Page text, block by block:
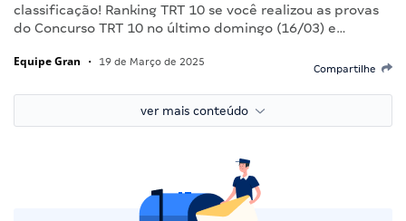
classificação! Ranking TRT 10 se você realizou as provas
do Concurso TRT 10 no último domingo (16/03) e…
Equipe Gran • 19 de Março de 2025
Compartilhe
ver mais conteúdo